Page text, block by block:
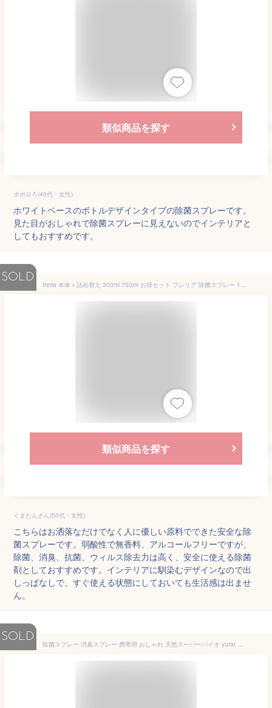
類似商品を探す
ポポロろ(40代・女性)
ホワイトベースのボトルデザインタイプの除菌スプレーです。
見た目がおしゃれで除菌スプレーに見えないのでインテリアと
してもおすすめです。
SOLD
freria 本体＋詰め替え 300ml 750ml お得セット フレリア 除菌スプレー 100%植物エキス 除菌 消臭 スプレー マスク 赤ちゃん ベビー 子供 ペット 衣類 食中毒 加湿器 リビング 寝室 おしゃれ 送料無料 あす楽 ウイルス
類似商品を探す
くまたんさん(50代・女性)
こちらはお洒落なだけでなく人に優しい原料でできた安全な除
菌スプレーです。弱酸性で無香料、アルコールフリーですが、
除菌、消臭、抗菌、ウィルス除去力は高く、安全に使える除菌
剤としておすすめです。インテリアに馴染むデザインなので出
しっぱなしで、すぐ使える状態にしておいても生活感は出ませ
ん。
SOLD
除菌スプレー 消臭スプレー 携帯用 おしゃれ 天然スーパーバイオ yurai ユライ 50ml+200ml セット 携帯 持ち歩き 無香料 日本製 ノンアルコール オーガニック 天然成分 赤ちゃん ベビー ウイルス対策 手指 マスク 除菌 トイレ 靴 ゴミ箱 衣類 部屋 ニオイ 消臭 空間除菌